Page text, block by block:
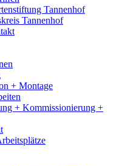
Tannenhof
Tannenhof
+ Montage
+ Kommissionierung +